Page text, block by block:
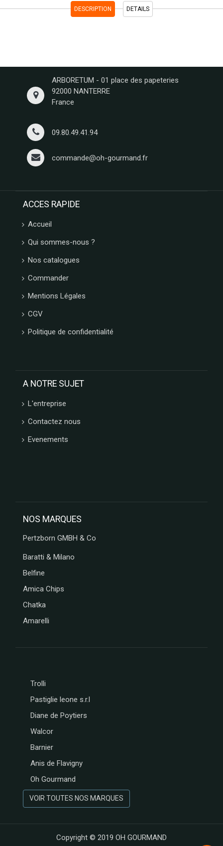
DESCRIPTION DETAILS
ARBORETUM - 01 place des papeteries
92000 NANTERRE
France
09.80.49.41.94
commande@oh-gourmand.fr
ACCES RAPIDE
Accueil
Qui sommes-nous ?
Nos catalogues
Commander
Mentions Légales
CGV
Politique de confidentialité
A NOTRE SUJET
L'entreprise
Contactez nous
Evenements
NOS MARQUES
Pertzborn GMBH & Co
Baratti & Milano
Belfine
Amica Chips
Chatka
Amarelli
Trolli
Pastiglie leone s.r.l
Diane de Poytiers
Walcor
Barnier
Anis de Flavigny
Oh Gourmand
VOIR TOUTES NOS MARQUES
Copyright © 2019 OH GOURMAND